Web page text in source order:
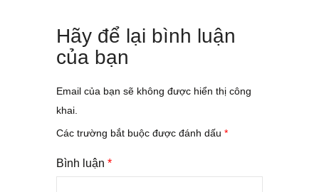
Hãy để lại bình luận
của bạn
Email của bạn sẽ không được hiển thị công
khai.
Các trường bắt buộc được đánh dấu *
Bình luận *